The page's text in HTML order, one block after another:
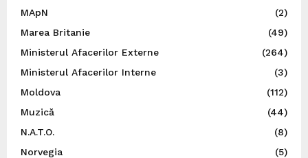
MApN
(2)
Marea Britanie
(49)
Ministerul Afacerilor Externe
(264)
Ministerul Afacerilor Interne
(3)
Moldova
(112)
Muzică
(44)
N.A.T.O.
(8)
Norvegia
(5)